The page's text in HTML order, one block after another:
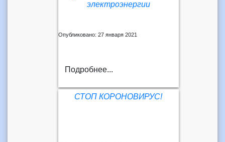
электроэнергии
Опубликовано: 27 января 2021
Подробнее...
СТОП КОРОНОВИРУС!